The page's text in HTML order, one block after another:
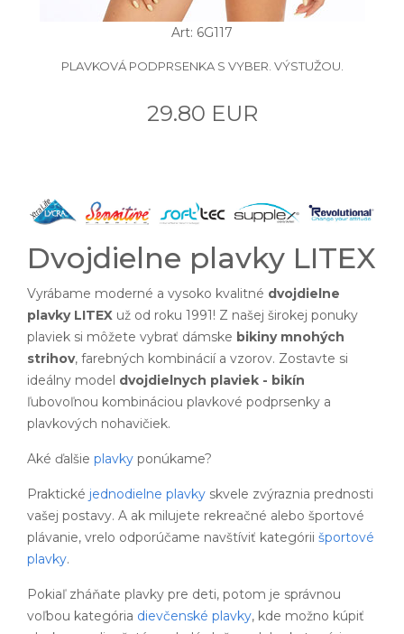
Art: 6G117
PLAVKOVÁ PODPRSENKA S VYBER. VÝSTUŽOU.
29.80 EUR
Dvojdielne plavky LITEX
Vyrábame moderné a vysoko kvalitné dvojdielne
plavky LITEX už od roku 1991! Z našej širokej ponuky
plaviek si môžete vybrať dámske bikiny mnohých
strihov, farebných kombinácií a vzorov. Zostavte si
ideálny model dvojdielnych plaviek - bikín
ľubovoľnou kombináciou plavkové podprsenky a
plavkových nohavičiek.
Aké ďalšie plavky ponúkame?
Praktické jednodielne plavky skvele zvýraznia prednosti
vašej postavy. A ak milujete rekreačné alebo športové
plávanie, vrelo odporúčame navštíviť kategórii športové
plavky.
Pokiaľ zháňate plavky pre deti, potom je správnou
voľbou kategória dievčenské plavky, kde možno kúpiť